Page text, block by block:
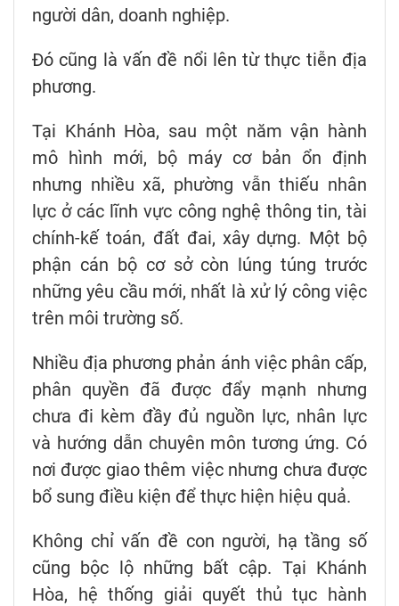
người dân, doanh nghiệp.
Đó cũng là vấn đề nổi lên từ thực tiễn địa
phương.
Tại Khánh Hòa, sau một năm vận hành
mô hình mới, bộ máy cơ bản ổn định
nhưng nhiều xã, phường vẫn thiếu nhân
lực ở các lĩnh vực công nghệ thông tin, tài
chính-kế toán, đất đai, xây dựng. Một bộ
phận cán bộ cơ sở còn lúng túng trước
những yêu cầu mới, nhất là xử lý công việc
trên môi trường số.
Nhiều địa phương phản ánh việc phân cấp,
phân quyền đã được đẩy mạnh nhưng
chưa đi kèm đầy đủ nguồn lực, nhân lực
và hướng dẫn chuyên môn tương ứng. Có
nơi được giao thêm việc nhưng chưa được
bổ sung điều kiện để thực hiện hiệu quả.
Không chỉ vấn đề con người, hạ tầng số
cũng bộc lộ những bất cập. Tại Khánh
Hòa, hệ thống giải quyết thủ tục hành